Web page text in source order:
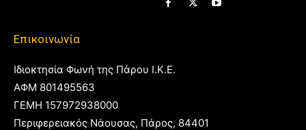
Επικοινωνία
Ιδιοκτησία Φωνή της Πάρου Ι.Κ.Ε.
ΑΦΜ 801495563
ΓΕΜΗ 157972938000
Περιφερειακός Νάουσας, Πάρος, 84401